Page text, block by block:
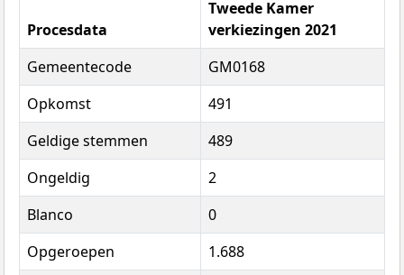
Procesdata
Tweede Kamer
verkiezingen 2021
Gemeentecode
GM0168
Opkomst
491
Geldige stemmen
489
Ongeldig
2
Blanco
0
Opgeroepen
1.688